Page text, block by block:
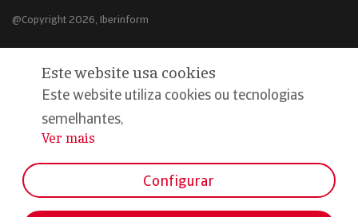
@Copyright 2026, Iberinform
Declaração de privacidade
Compromisso qualidade e segurança
Este website usa cookies
Este website utiliza cookies ou tecnologias
semelhantes,
...
Ver mais
Configurar